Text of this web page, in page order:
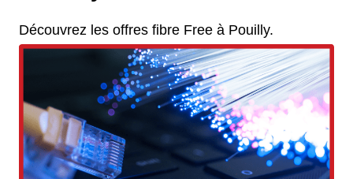
Découvrez les offres fibre Free à Pouilly.